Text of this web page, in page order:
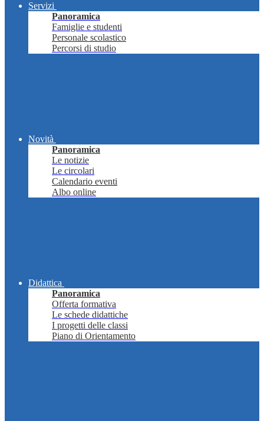
Servizi
Panoramica
Famiglie e studenti
Personale scolastico
Percorsi di studio
Novità
Panoramica
Le notizie
Le circolari
Calendario eventi
Albo online
Didattica
Panoramica
Offerta formativa
Le schede didattiche
I progetti delle classi
Piano di Orientamento